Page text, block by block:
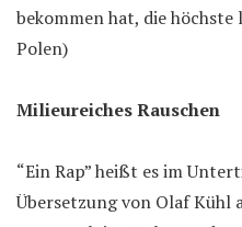
bekommen hat, die
Polen)
Milieureiches Rauschen
“Ein Rap” heißt es im
Übersetzung von Olaf Kühl